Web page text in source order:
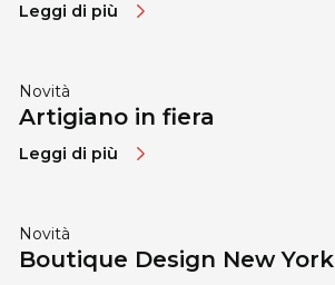
Leggi di più
Novità
Artigiano in fiera
Leggi di più
Novità
Boutique Design New York